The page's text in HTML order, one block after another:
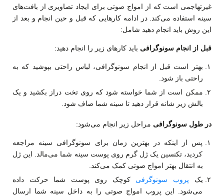
غیرتهاجمی است که از امواج صوتی برای ایجاد تصاویری از بافت‌های
سینه استفاده می‌کند. در ادامه کارهایی که قبل و حین انجام و بعد از
این روش باید انجام دهید شامل:
قبل از انجام سونوگرافی باید کارهای زیر را انجام دهید:
بهتر است قبل از انجام سونوگرافی، لباس راحتی بپوشید که به
راحتی باز شود.
ممکن است از شما خواسته شود که روی تخت دراز بکشید و یک
بالش زیر شانه قرار دهید تا سینه شما صاف شود.
در طول سونوگرافی مراحل زیر انجام می‌شود:
پس از اینکه در بهترین زمان برای سونوگرافی سینه مراجعه
کردید، تکنسین یک ژل گرم روی پوست سینه شما می‌مالد. این ژل
به انتقال بهتر امواج صوتی کمک می‌کند.
یک پروب سونوگرفی کوچک روی پوست شما حرکت داده
می‌شود. این پروب امواج صوتی را به داخل سینه شما ارسال